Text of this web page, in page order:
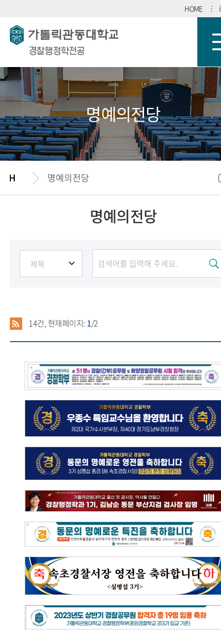
HOME
경찰행정학전공
명예의전당
명예의전당
명예의전당
14건, 현재페이지: 1/2
경찰(간부)공무원 및 해양경찰공무원 시험 합격을
축하합니다!
2026.04.16 박우혁
우종수 특임교수님을 환영합니다
2026.01.15 이현정
동문의 명예로운 영전을 축하합니다(3기 심명섭 총경
경찰청 본청 상황팀장)
2026.01.15 이현정
동문의 명예로운 영전을 축하합니다(부산지검 검사장
임명)
2025.12.24 이현정
동문의 명예로운 특진을 축하합니다.
2025.05.15 이현정
2024년도 속초경찰서장 영전을 축하합니다.
2025.05.12 이현정
2023년도 상반기 경찰공무원 합격자 총 19명 임용
축하드립니다.